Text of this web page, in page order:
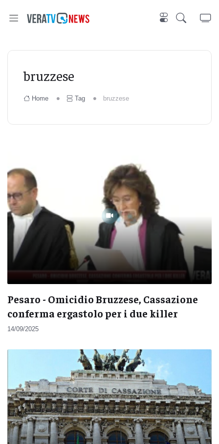
bruzzese
Home Tag bruzzese
Pesaro - Omicidio Bruzzese, Cassazione
conferma ergastolo per i due killer
14/09/2025